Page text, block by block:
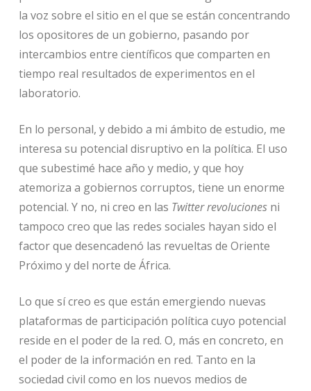
la voz sobre el sitio en el que se están concentrando
los opositores de un gobierno, pasando por
intercambios entre científicos que comparten en
tiempo real resultados de experimentos en el
laboratorio.
En lo personal, y debido a mi ámbito de estudio, me
interesa su potencial disruptivo en la política. El uso
que subestimé hace año y medio, y que hoy
atemoriza a gobiernos corruptos, tiene un enorme
potencial. Y no, ni creo en las Twitter revolucionesni
tampoco creo que las redes sociales hayan sido el
factor que desencadenó las revueltas de Oriente
Próximo y del norte de África.
Lo que sí creo es que están emergiendo nuevas
plataformas de participación política cuyo potencial
reside en el poder de la red. O, más en concreto, en
el poder de la información en red. Tanto en la
sociedad civil como en los nuevos medios de